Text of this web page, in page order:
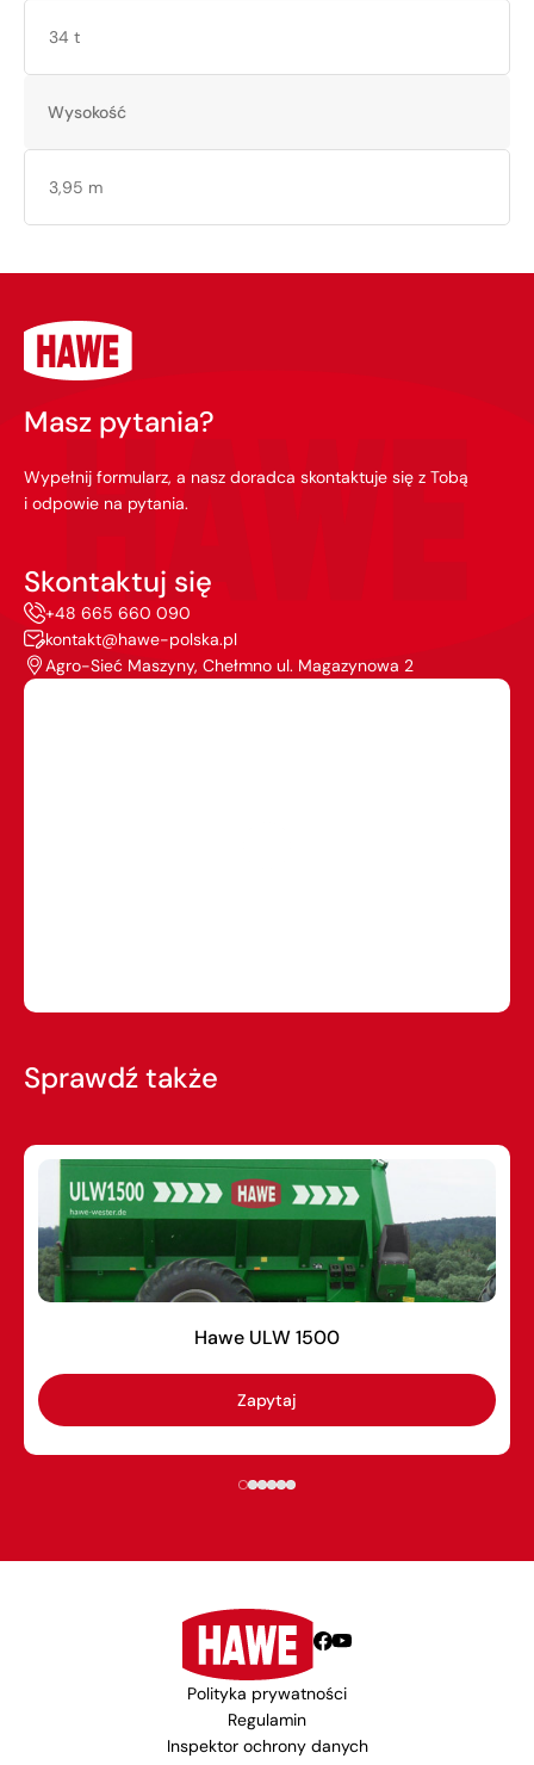
34 t
Wysokość
3,95 m
Masz pytania?
Wypełnij formularz, a nasz doradca skontaktuje się z Tobą
i odpowie na pytania.
Skontaktuj się
+48 665 660 090
kontakt@hawe-polska.pl
Agro-Sieć Maszyny, Chełmno ul. Magazynowa 2
Sprawdź także
Hawe ULW 1500
Zapytaj
Polityka prywatności
Regulamin
Inspektor ochrony danych